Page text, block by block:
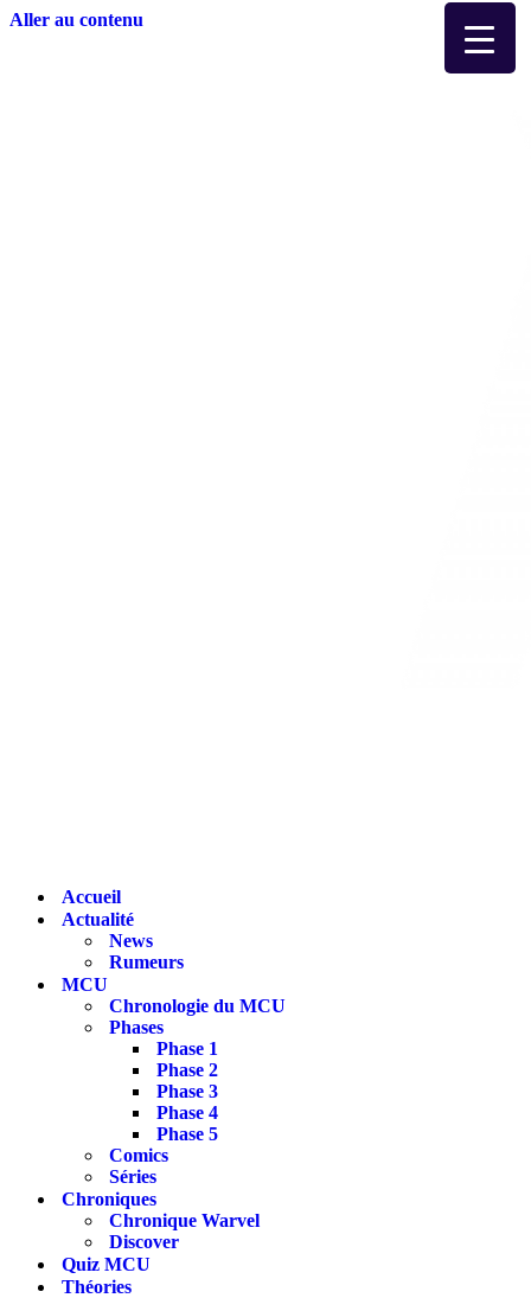
Aller au contenu
Accueil
Actualité
News
Rumeurs
MCU
Chronologie du MCU
Phases
Phase 1
Phase 2
Phase 3
Phase 4
Phase 5
Comics
Séries
Chroniques
Chronique Warvel
Discover
Quiz MCU
Théories